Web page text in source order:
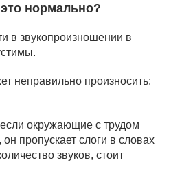
нормально?
в звукопроизношении в
неправильно произносить:
окружающие с трудом
пропускает слоги в словах
звуков, стоит